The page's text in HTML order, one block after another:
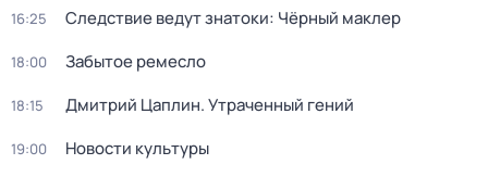
16:25 Следствие ведут знатоки: Чёрный маклер
18:00 Забытое ремесло
18:15 Дмитрий Цаплин. Утраченный гений
19:00 Новости культуры